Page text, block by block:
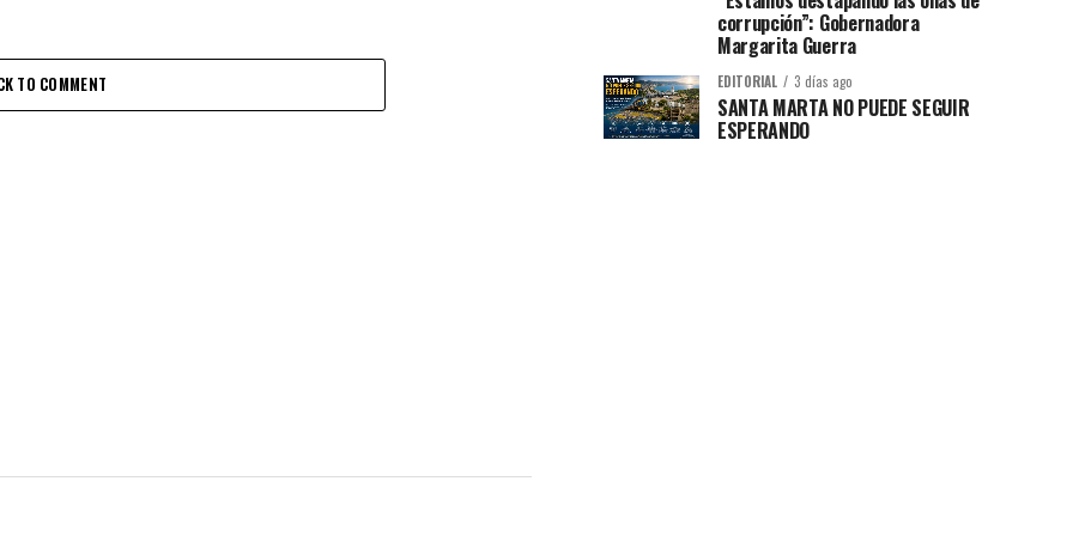
TO COMMENT
corrupción”: Gobernadora
Margarita Guerra
EDITORIAL 3 días ago
SANTA MARTA NO PUEDE SEGUIR
ESPERANDO